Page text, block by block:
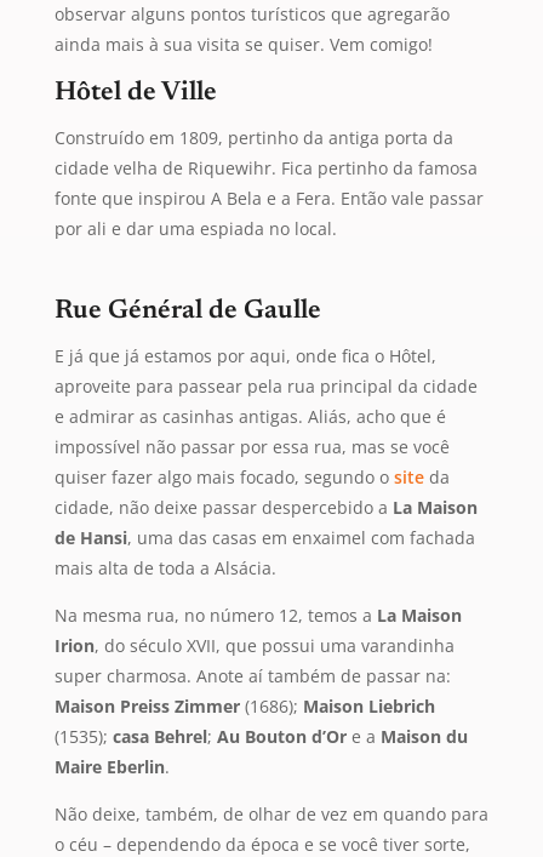
observar alguns pontos turísticos que agregarão
ainda mais à sua visita se quiser. Vem comigo!
Hôtel de Ville
Construído em 1809, pertinho da antiga porta da
cidade velha de Riquewihr. Fica pertinho da famosa
fonte que inspirou A Bela e a Fera. Então vale passar
por ali e dar uma espiada no local.
Rue Général de Gaulle
E já que já estamos por aqui, onde fica o Hôtel,
aproveite para passear pela rua principal da cidade
e admirar as casinhas antigas. Aliás, acho que é
impossível não passar por essa rua, mas se você
quiser fazer algo mais focado, segundo o siteda
cidade, não deixe passar despercebido a La Maison
de Hansi, uma das casas em enxaimel com fachada
mais alta de toda a Alsácia.
Na mesma rua, no número 12, temos a La Maison
Irion, do século XVII, que possui uma varandinha
super charmosa. Anote aí também de passar na:
Maison Preiss Zimmer(1686); Maison Liebrich
(1535); casa Behrel; Au Bouton d’Ore a Maison du
Maire Eberlin.
Não deixe, também, de olhar de vez em quando para
o céu – dependendo da época e se você tiver sorte,